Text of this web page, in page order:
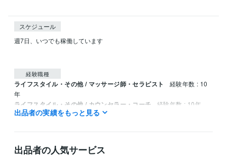
スケジュール
週7日、いつでも稼働しています
経験職種
ライフスタイル・その他 / マッサージ師・セラピスト
経験年数 : 10
年
ライフスタイル・その他 / カウンセラー・コーチ 経験年数 : 10年
ライフスタイル・その他 / アドバイザー
資格・検定
光氣道師範代 取得年 : 2019年
出品者の実績をもっと見る
出品者の人気サービス